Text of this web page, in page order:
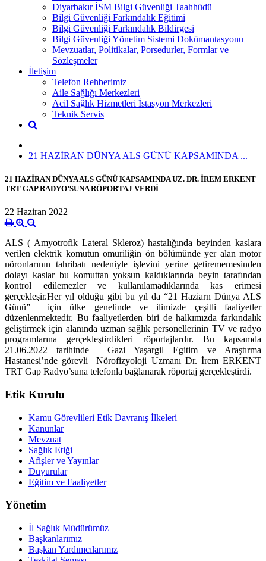
Diyarbakır İSM Bilgi Güvenliği Taahhüdü
Bilgi Güvenliği Farkındalık Eğitimi
Bilgi Güvenliği Farkındalık Bildirgesi
Bilgi Güvenliği Yönetim Sistemi Dokümantasyonu
Mevzuatlar, Politikalar, Porsedurler, Formlar ve
Sözleşmeler
İletişim
Telefon Rehberimiz
Aile Sağlığı Merkezleri
Acil Sağlık Hizmetleri İstasyon Merkezleri
Teknik Servis
21 HAZİRAN DÜNYA ALS GÜNÜ KAPSAMINDA ...
21 HAZİRAN DÜNYA ALS GÜNÜ KAPSAMINDA UZ. DR. İREM ERKENT
TRT GAP RADYO’SUNA RÖPORTAJ VERDİ
22 Haziran 2022
ALS ( Amyotrofik Lateral Skleroz) hastalığında beyinden kaslara
verilen elektrik komutun omuriliğin ön bölümünde yer alan motor
nöronlarının tahribatı nedeniyle işlevini yerine getirememesinden
dolayı kaslar bu komuttan yoksun kaldıklarında beyin tarafından
kontrol edilemezler ve kullanılamadıklarında kas erimesi
gerçekleşir.Her yıl olduğu gibi bu yıl da “21 Haziarn Dünya ALS
Günü”
için ülke genelinde ve ilimizde çeşitli faaliyetler
düzenlenmektedir. Bu faaliyetlerden biri de halkımızda farkındalık
geliştirmek için alanında uzman sağlık personellerinin TV ve radyo
programlarına gerçekleştirdikleri röportajlardır. Bu kapsamda
21.06.2022 tarihinde Gazi Yaşargil Egitim ve Araştırma
Hastanesi’nde görevli
Nörofizyoloji Uzmanı Dr. İrem ERKENT
TRT Gap Radyo’suna telefonla bağlanarak röportaj gerçekleştirdi.
Etik Kurulu
Kamu Görevlileri Etik Davranış İlkeleri
Kanunlar
Mevzuat
Sağlık Etiği
Afişler ve Yayınlar
Duyurular
Eğitim ve Faaliyetler
Yönetim
İl Sağlık Müdürümüz
Başkanlarımız
Başkan Yardımcılarımız